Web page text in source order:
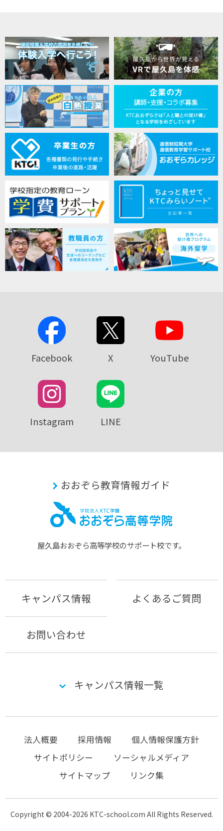
Facebook X YouTube
Instagram LINE
おおぞら教育情報ガイド
屋久島おおぞら⾼等学校のサポート校です。
キャンパス情報 よくあるご質問
お問い合わせ
キャンパス情報一覧
法人概要 採用情報
個人情報保護方針
サイトポリシー
ソーシャルメディア
サイトマップ
リンク集
Copyright © 2004-2026 KTC-school.com All Rights Reserved.